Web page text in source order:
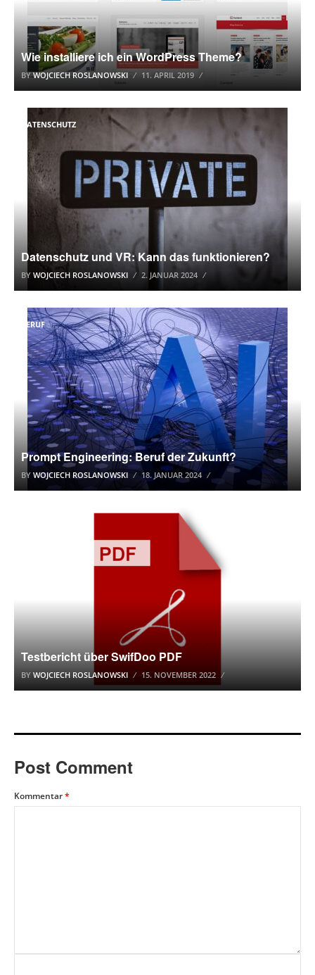
Wie installiere ich ein WordPress Theme?
BYWOJCIECH ROSLANOWSKI 11. APRIL 2019
DATENSCHUTZ
Datenschutz und VR: Kann das funktionieren?
BY WOJCIECH ROSLANOWSKI 2. JANUAR 2024
BERUF
Prompt Engineering: Beruf der Zukunft?
BY WOJCIECH ROSLANOWSKI 18. JANUAR 2024
Testbericht über SwifDoo PDF
BY WOJCIECH ROSLANOWSKI 15. NOVEMBER 2022
Post Comment
Kommentar*